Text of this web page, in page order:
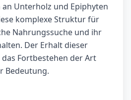
an Unterholz und Epiphyten
komplexe Struktur für
Nahrungssuche und ihr
Der Erhalt dieser
Fortbestehen der Art
Bedeutung.